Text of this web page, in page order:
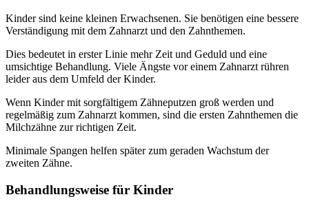
Kinder sind keine kleinen Erwachsenen. Sie benötigen eine bessere
Verständigung mit dem Zahnarzt und den Zahnthemen.
Dies bedeutet in erster Linie mehr Zeit und Geduld und eine
umsichtige Behandlung. Viele Ängste vor einem Zahnarzt rühren
leider aus dem Umfeld der Kinder.
Wenn Kinder mit sorgfältigem Zähneputzen groß werden und
regelmäßig zum Zahnarzt kommen, sind die ersten Zahnthemen die
Milchzähne zur richtigen Zeit.
Minimale Spangen helfen später zum geraden Wachstum der
zweiten Zähne.
Behandlungsweise für Kinder